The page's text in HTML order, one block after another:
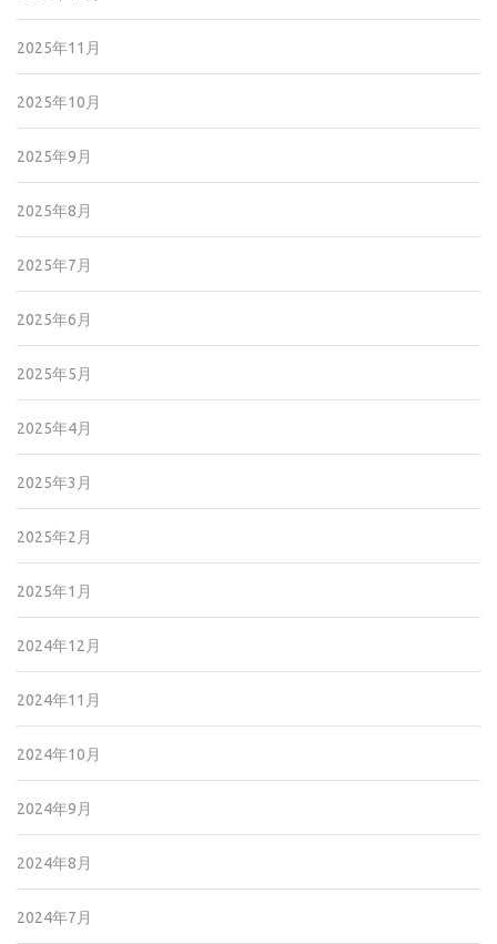
2025年11月
2025年10月
2025年9月
2025年8月
2025年7月
2025年6月
2025年5月
2025年4月
2025年3月
2025年2月
2025年1月
2024年12月
2024年11月
2024年10月
2024年9月
2024年8月
2024年7月